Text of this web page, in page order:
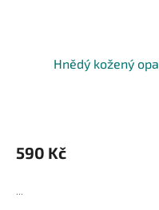
Hnědý kožený
590 Kč
...